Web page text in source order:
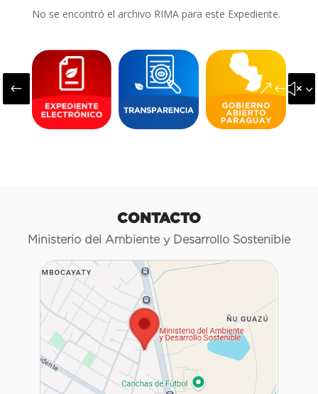
No se encontró el archivo RIMA para este Expediente.
#
CONTACTO
Ministerio del Ambiente y Desarrollo Sostenible